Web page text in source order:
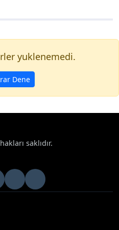
yuklenemedi.
Dene
saklıdır.